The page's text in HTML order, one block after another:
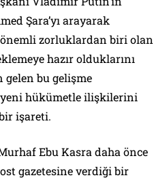
Şara’yı arayarak
zorluklardan biri olan
hazır olduklarını
bu gelişme
yeni hükümetle ilişkilerini
işareti.
Ebu Kasra daha önce
gazetesine verdiği bir